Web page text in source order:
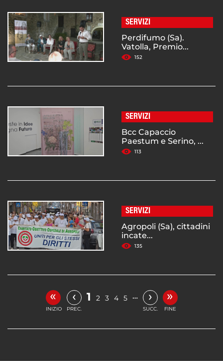
SERVIZI
Perdifumo (Sa).
Vatolla, Premio...
152
SERVIZI
Bcc Capaccio
Paestum e Serino, ...
113
SERVIZI
Agropoli (Sa), cittadini
incate...
135
«
INIZIO
‹
PREC.
1 2 3 4 5 … ›
SUCC.
»
FINE